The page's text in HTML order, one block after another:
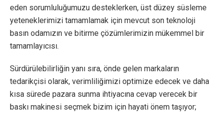
eden sorumluluğumuzu desteklerken, üst düzey süsleme
yeteneklerimizi tamamlamak için mevcut son teknoloji
basın odamızın ve bitirme çözümlerimizin mükemmel bir
tamamlayıcısı.
Sürdürülebilirliğin yanı sıra, önde gelen markaların
tedarikçisi olarak, verimliliğimizi optimize edecek ve daha
kısa sürede pazara sunma ihtiyacına cevap verecek bir
baskı makinesi seçmek bizim için hayati önem taşıyor;